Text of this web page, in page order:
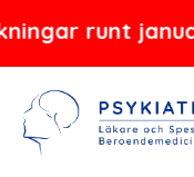
–
Hoppa
innehåll